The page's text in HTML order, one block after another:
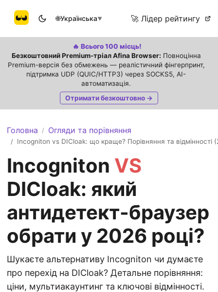
🌐Українська▼ 🚀 Лідер рейтингу
🔥 Всього 100 місць!
Безкоштовний Premium-тріал Afina Browser: Повноцінна
Premium-версія без обмежень — реалістичний фінгерпринт,
підтримка UDP (QUIC/HTTP3) через SOCKS5, AI-
автоматизація.
Отримати безкоштовно →
Головна / Огляди та порівняння
/ Incogniton vs DICloak: що краще? Порівняння та відмінності
Incogniton VS
DICloak: який
антидетект-браузер
обрати у 2026 році?
Шукаєте альтернативу Incogniton чи думаєте
про перехід на DICloak? Детальне порівняння:
ціни, мультиакаунтинг та ключові відмінності.